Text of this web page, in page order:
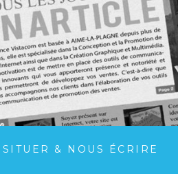
SITUER & NOUS ÉCRIRE